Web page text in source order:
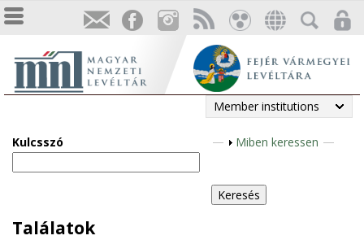
Member institutions
Kulcsszó
S
o
w
Miben keressen
Találatok